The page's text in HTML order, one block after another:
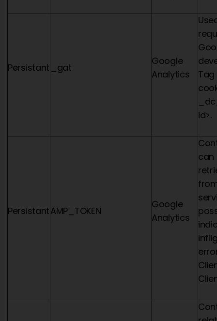
Persistant _gat
Google
Analytics
id>.
PersistantAMP_TOKEN
Google
Analytics
can